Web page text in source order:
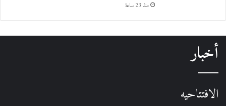
منذ 23 ساعة
أخبار
الافتتاحيه